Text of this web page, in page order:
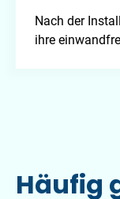
Nach der
ihre
Häufig